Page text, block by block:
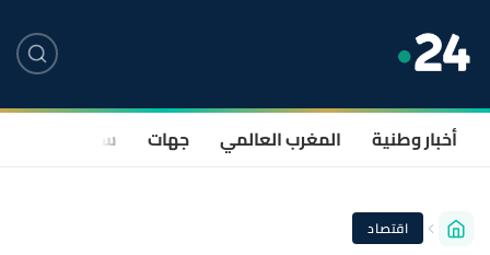
أخبار وطنية المغرب العالمي جهات سياسة
اقتصاد